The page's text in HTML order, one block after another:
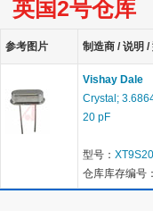
英国2号仓库
参考图片 制造商 / 说明
Vishay Dale
Crystal;
20 pF
型号：
仓库库存编号：